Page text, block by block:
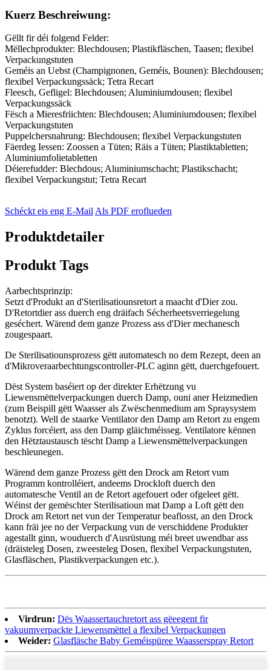
Kuerz Beschreiwung:
Gëllt fir déi folgend Felder:
Mëllechprodukter: Blechdousen; Plastikfläschen, Taasen; flexibel
Verpackungstuten
Geméis an Uebst (Champignonen, Geméis, Bounen): Blechdousen;
flexibel Verpackungssäck; Tetra Recart
Fleesch, Gefligel: Blechdousen; Aluminiumdousen; flexibel
Verpackungssäck
Fësch a Mieresfriichten: Blechdousen; Aluminiumdousen; flexibel
Verpackungstuten
Puppelchersnahrung: Blechdousen; flexibel Verpackungstuten
Fäerdeg Iessen: Zoossen a Tüten; Räis a Tüten; Plastiktabletten;
Aluminiumfolietabletten
Déierefudder: Blechdous; Aluminiumschacht; Plastikschacht;
flexibel Verpackungstut; Tetra Recart
Schéckt eis eng E-MailAls PDF eroflueden
Produktdetailer
Produkt Tags
Aarbechtsprinzip:
Setzt d'Produkt an d'Sterilisatiounsretort a maacht d'Dier zou.
D'Retortdier ass duerch eng dräifach Sécherheetsverriegelung
geséchert. Wärend dem ganze Prozess ass d'Dier mechanesch
zougespaart.
De Sterilisatiounsprozess gëtt automatesch no dem Rezept, deen an
d'Mikroveraarbechtungscontroller-PLC aginn gëtt, duerchgefouert.
Dëst System baséiert op der direkter Erhëtzung vu
Liewensmëttelverpackungen duerch Damp, ouni aner Heizmedien
(zum Beispill gëtt Waasser als Zwëschenmedium am Spraysystem
benotzt). Well de staarke Ventilator den Damp am Retort zu engem
Zyklus forcéiert, ass den Damp gläichméisseg. Ventilatore kënnen
den Hëtztaustausch tëscht Damp a Liewensmëttelverpackungen
beschleunegen.
Wärend dem ganze Prozess gëtt den Drock am Retort vum
Programm kontrolléiert, andeems Drockloft duerch den
automatesche Ventil an de Retort agefouert oder ofgeleet gëtt.
Wéinst der gemëschter Sterilisatioun mat Damp a Loft gëtt den
Drock am Retort net vun der Temperatur beaflosst, an den Drock
kann fräi jee no der Verpackung vun de verschiddene Produkter
agestallt ginn, wouduerch d'Ausrüstung méi breet uwendbar ass
(dräisteleg Dosen, zweesteleg Dosen, flexibel Verpackungstuten,
Glasfläschen, Plastikverpackungen etc.).
Virdrun: Dës Waassertauchretort ass gëeegent fir
vakuumverpackte Liewensmëttel a flexibel Verpackungen
Weider: Glasfläsche Baby Geméispüree Waasserspray Retort